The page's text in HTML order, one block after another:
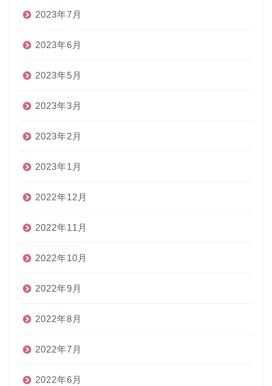
2023年7月
2023年6月
2023年5月
2023年3月
2023年2月
2023年1月
2022年12月
2022年11月
2022年10月
2022年9月
2022年8月
2022年7月
2022年6月